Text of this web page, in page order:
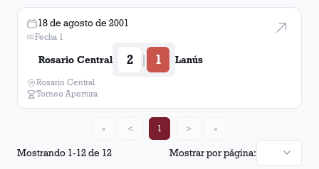
18 de agosto de 2001
Fecha 1
Rosario Central 2 | 1 Lanús
Rosario Central
Torneo Apertura
Mostrando 1-12de 12 Mostrar por página:
« < 1 > »